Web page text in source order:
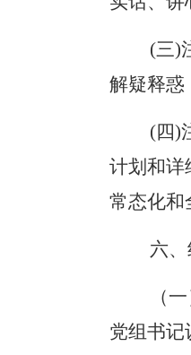
(三)
解疑释惑
(四)
计划和详
常态化和
六
（一
党组书记